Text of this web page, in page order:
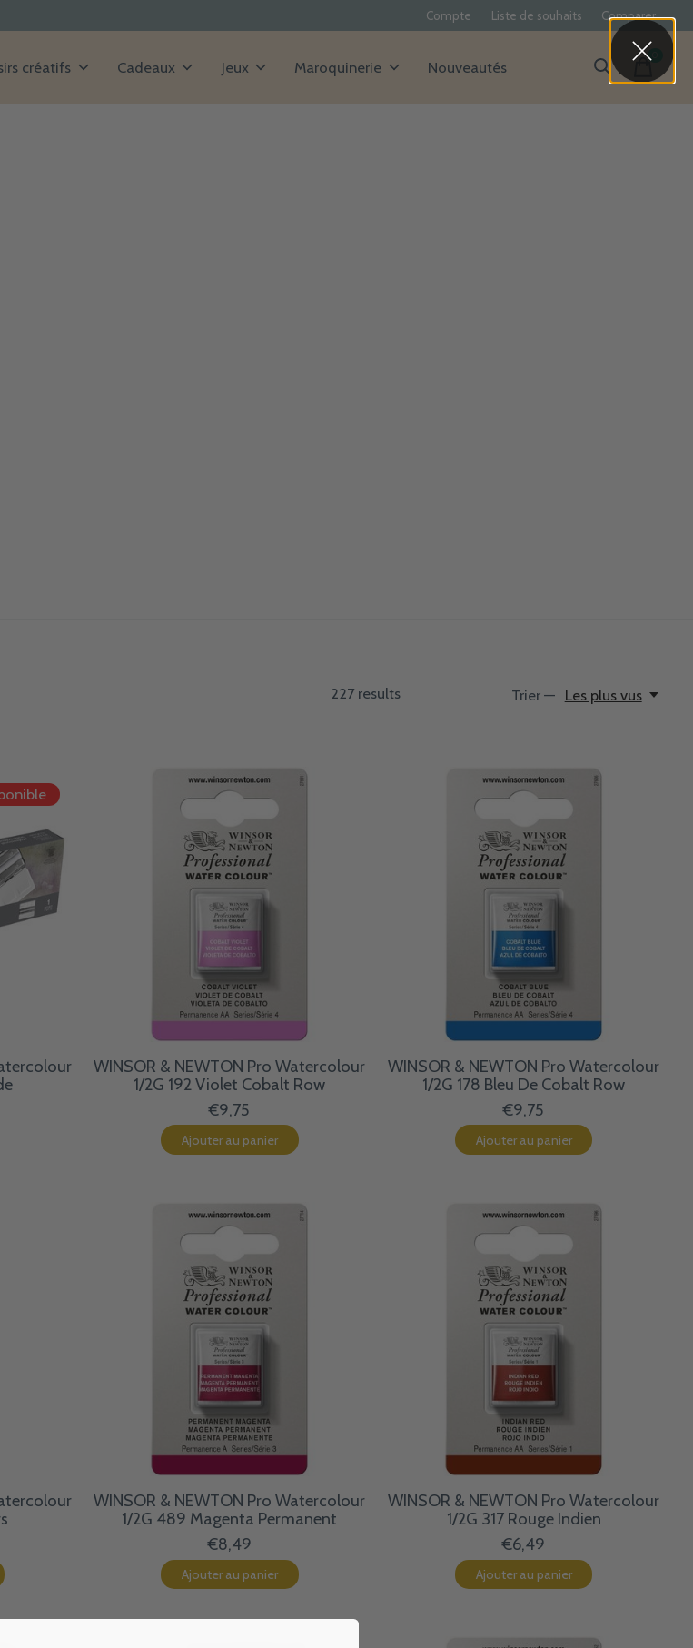
Compte Liste de souhaits Comparer
créatifs Cadeaux Jeux Maroquinerie Nouveautés items
227results Trier — Les plus vus
WINSOR & NEWTON Pro Watercolour
1/2G 192 Violet Cobalt Row
€9,75
Ajouter au panier
WINSOR & NEWTON Pro Watercolour
1/2G 178 Bleu De Cobalt Row
€9,75
Ajouter au panier
WINSOR & NEWTON Pro Watercolour
1/2G 489 Magenta Permanent
€8,49
Ajouter au panier
WINSOR & NEWTON Pro Watercolour
1/2G 317 Rouge Indien
€6,49
Ajouter au panier